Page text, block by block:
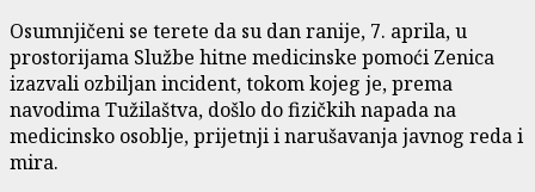
Osumnjičeni se terete da su dan ranije, 7. aprila, u
prostorijama Službe hitne medicinske pomoći Zenica
izazvali ozbiljan incident, tokom kojeg je, prema
navodima Tužilaštva, došlo do fizičkih napada na
medicinsko osoblje, prijetnji i narušavanja javnog reda i
mira.